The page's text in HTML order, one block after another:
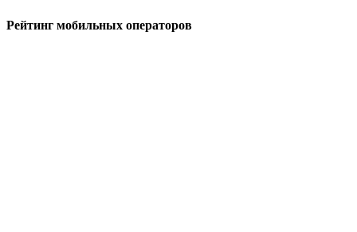
Рейтинг мобильных операторов